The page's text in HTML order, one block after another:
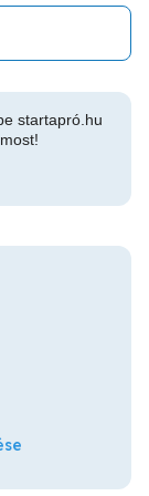
startapró.hu